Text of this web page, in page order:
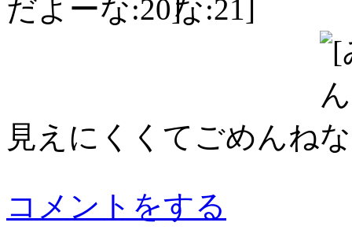
だよー
見えにくくてごめんね
コメントをする